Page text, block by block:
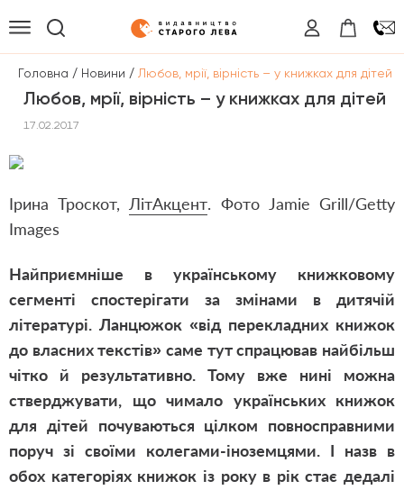
Головна / Новини / Любов, мрії, вірність – у книжках для дітей
Любов, мрії, вірність – у книжках для дітей
17.02.2017
Ірина Троскот, ЛітАкцент. Фото Jamie Grill/Getty
Images
Найприємніше в українському книжковому
сегменті спостерігати за змінами в дитячій
літературі. Ланцюжок «від перекладних книжок
до власних текстів» саме тут спрацював найбільш
чітко й результативно. Тому вже нині можна
стверджувати, що чимало українських книжок
для дітей почуваються цілком повносправними
поруч зі своїми колегами-іноземцями. І назв в
обох категоріях книжок із року в рік стає дедалі